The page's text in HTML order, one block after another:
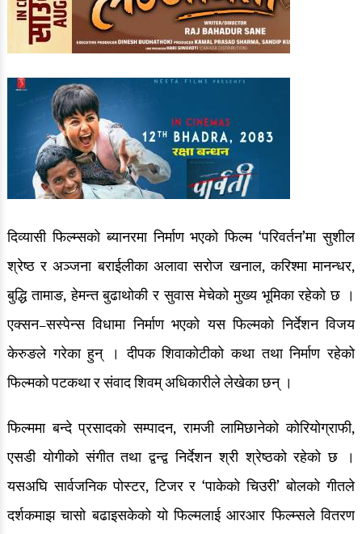
दिव्यासी फिल्म्सको ब्यानरमा निर्माण भएको फिल्म ‘परिवर्तन’मा सुशील
श्रेष्ठ र अञ्जना बराईलीका अलावा सरोज खनाल, करिश्मा मानन्धर,
बुद्धि तामाङ, हेमन्त बुढाथोकी र सुवास मेचेको मुख्य भूमिका रहेको छ ।
एक्सन–सस्पेन्स विधामा निर्माण भएको यस फिल्मको निर्देशन विजय
केरुङले गरेका हुन् । दीपक शिवाकोटीको कथा तथा निर्माण रहेको
फिल्मको पटकथा र संवाद शिवम् अधिकारीले लेखेका छन् ।
फिल्ममा बन्दे प्रसादको सम्पादन, रामजी लामिछानेको कोरियोग्राफी,
एसडी योगीको संगीत तथा द्वन्द्व निर्देशन श्री श्रेष्ठको रहेको छ ।
यसअघि सार्वजनिक पोस्टर, टिजर र ‘पाकेको चिउरी’ बोलको गीतले
दर्शकमाझ चासो बढाइसकेको यो फिल्मलाई आरआर फिल्म्सले वितरण